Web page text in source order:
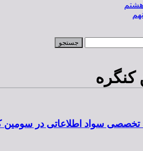
هشتم
کنگره
سواد اطلاعاتی در سومین